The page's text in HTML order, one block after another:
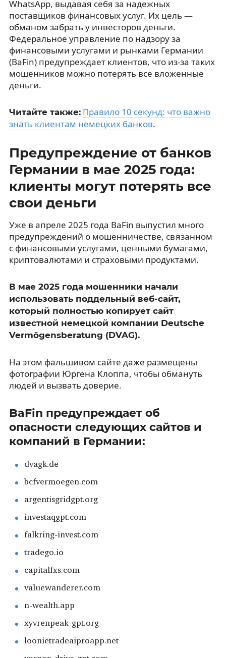
WhatsApp, выдавая себя за надежных
поставщиков финансовых услуг. Их цель —
обманом забрать у инвесторов деньги.
Федеральное управление по надзору за
финансовыми услугами и рынками Германии
(BaFin) предупреждает клиентов, что из-за таких
мошенников можно потерять все вложенные
деньги.
Читайте также: Правило 10 секунд: что важно
знать клиентам немецких банков.
Предупреждение от банков
Германии в мае 2025 года:
клиенты могут потерять все
свои деньги
Уже в апреле 2025 года BaFin выпустил много
предупреждений о мошенничестве, связанном
с финансовыми услугами, ценными бумагами,
криптовалютами и страховыми продуктами.
В мае 2025 года мошенники начали
использовать поддельный веб-сайт,
который полностью копирует сайт
известной немецкой компании Deutsche
Vermögensberatung (DVAG).
На этом фальшивом сайте даже размещены
фотографии Юргена Клоппа, чтобы обмануть
людей и вызвать доверие.
BaFin предупреждает об
опасности следующих сайтов и
компаний в Германии:
dvagk.de
bcfvermoegen.com
argentisgridgpt.org
investaqgpt.com
falkring-invest.com
tradego.io
capitalfxs.com
valuewanderer.com
n-wealth.app
xyvrenpeak-gpt.org
loonietradeaiproapp.net